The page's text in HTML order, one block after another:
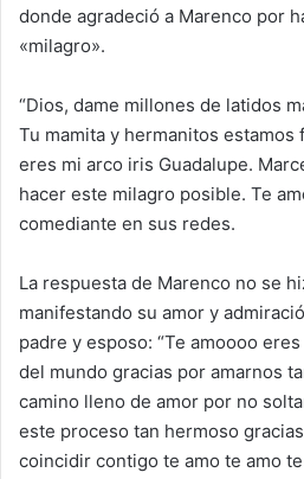
donde agradeció a Marenco por
«milagro».
“Dios, dame millones de latidos
Tu mamita y hermanitos
eres mi arco iris Guadalupe.
hacer este milagro posible. Te
comediante en sus redes.
La respuesta de Marenco no se
manifestando su amor y
padre y esposo: “Te amoooo
del mundo gracias por amarnos
camino lleno de amor por no
este proceso tan hermoso
coincidir contigo te amo te amo te